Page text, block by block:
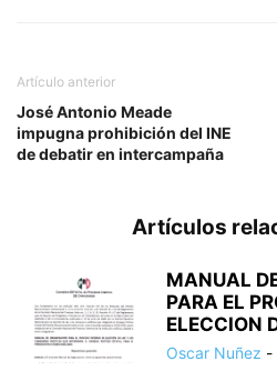
Artículo anterior
José Antonio Meade
impugna prohibición del INE
de debatir en intercampaña
Artículos
MANUAL
PARA EL
ELECCION
Oscar Nuñez -